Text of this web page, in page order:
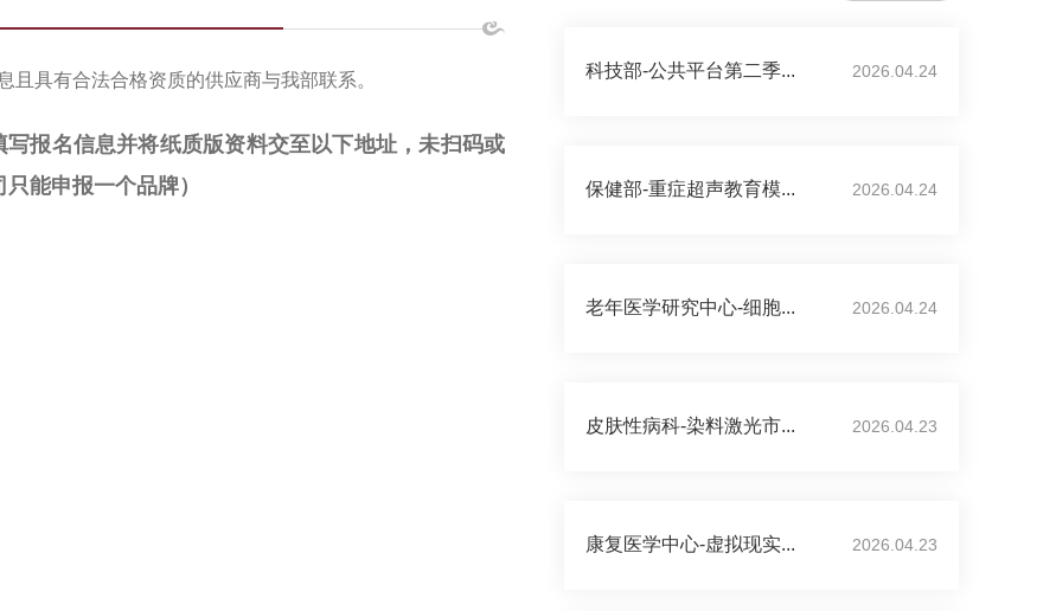
具有合法合格资质的供应商与我部联系。
写报名信息并将纸质版资料交至以下地址，未扫码或
只能申报一个品牌）
科技部-公共平台第二季... 2026.04.24
保健部-重症超声教育模... 2026.04.24
老年医学研究中心-细胞... 2026.04.24
皮肤性病科-染料激光市... 2026.04.23
康复医学中心-虚拟现实... 2026.04.23